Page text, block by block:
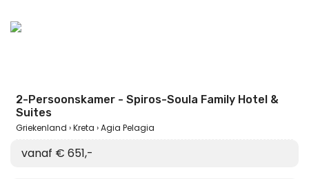
2-Persoonskamer - Spiros-Soula Family Hotel &
Suites
Griekenland Kreta Agia Pelagia
vanaf € 651,-